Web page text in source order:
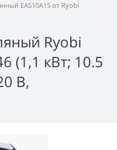
EAS10A15 от Ryobi
Ryobi
(1,1 кВт; 10.5
В,